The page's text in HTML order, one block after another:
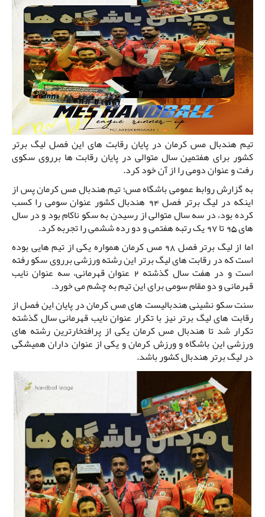
تیم هندبال مس کرمان در پایان رقابت های این فصل لیگ برتر
کشور برای هفتمین سال متوالی در پایان رقابت ها برروی سکوی
رفت و عنوان دومی را از آن خود کرد.
به گزارش روابط عمومی باشگاه مس؛ تیم هندبال مس کرمان پس از
اینکه در لیگ برتر فصل 94 هندبال کشور عنوان سومی را کسب
کرده بود، در سه سال متوالی از رسیدن به سکو ناکام بود و در سال
های 95 تا 97 یک رتبه هفتمی و دو رده ششمی را تجربه کرد.
اما از لیگ برتر فصل 98 مس کرمان همواره یکی از تیم هایی بوده
است که در رقابت های لیگ برتر این رشته ورزشی برروی سکو رفته
است و در هفت سال گذشته 2 عنوان قهرمانی، سه عنوان نایب
قهرمانی و دو مقام سومی برای این تیم به چشم می خورد.
سنت سکو نشینی هندبالیست های مس کرمان در پایان این فصل از
رقابت های لیگ برتر نیز با تکرار عنوان نایب قهرمانی سال گذشته
تکرار شد تا هندبال مس کرمان یکی از پرافتخارترین رشته های
ورزشی این باشگاه و ورزش کرمان و یکی از عنوان داران همیشگی
در لیگ برتر هندبال کشور باشد.